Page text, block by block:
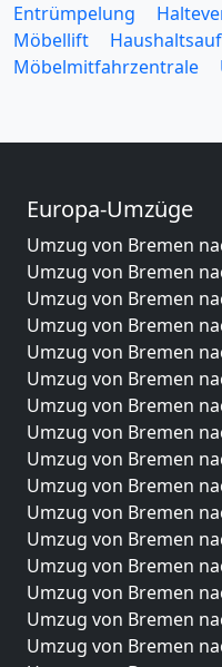
Entrümpelung
Möbellift
Möbelmitfahrzentrale
Europa-Umzüge
Umzug von Bremen
Umzug von Bremen
Umzug von Bremen
Umzug von Bremen
Umzug von Bremen
Umzug von Bremen
Umzug von Bremen
Umzug von Bremen
Umzug von Bremen
Umzug von Bremen
Umzug von Bremen
Umzug von Bremen
Umzug von Bremen
Umzug von Bremen
Umzug von Bremen
Umzug von Bremen